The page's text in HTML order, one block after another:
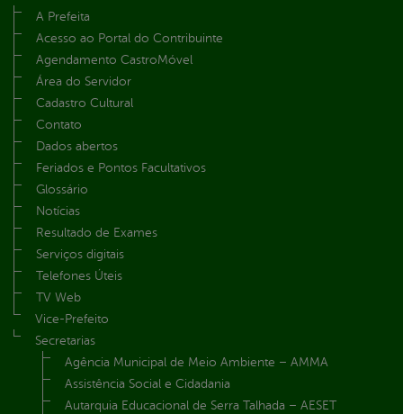
A Prefeita
Acesso ao Portal do Contribuinte
Agendamento CastroMóvel
Área do Servidor
Cadastro Cultural
Contato
Dados abertos
Feriados e Pontos Facultativos
Glossário
Notícias
Resultado de Exames
Serviços digitais
Telefones Úteis
TV Web
Vice-Prefeito
Secretarias
Agência Municipal de Meio Ambiente – AMMA
Assistência Social e Cidadania
Autarquia Educacional de Serra Talhada – AESET